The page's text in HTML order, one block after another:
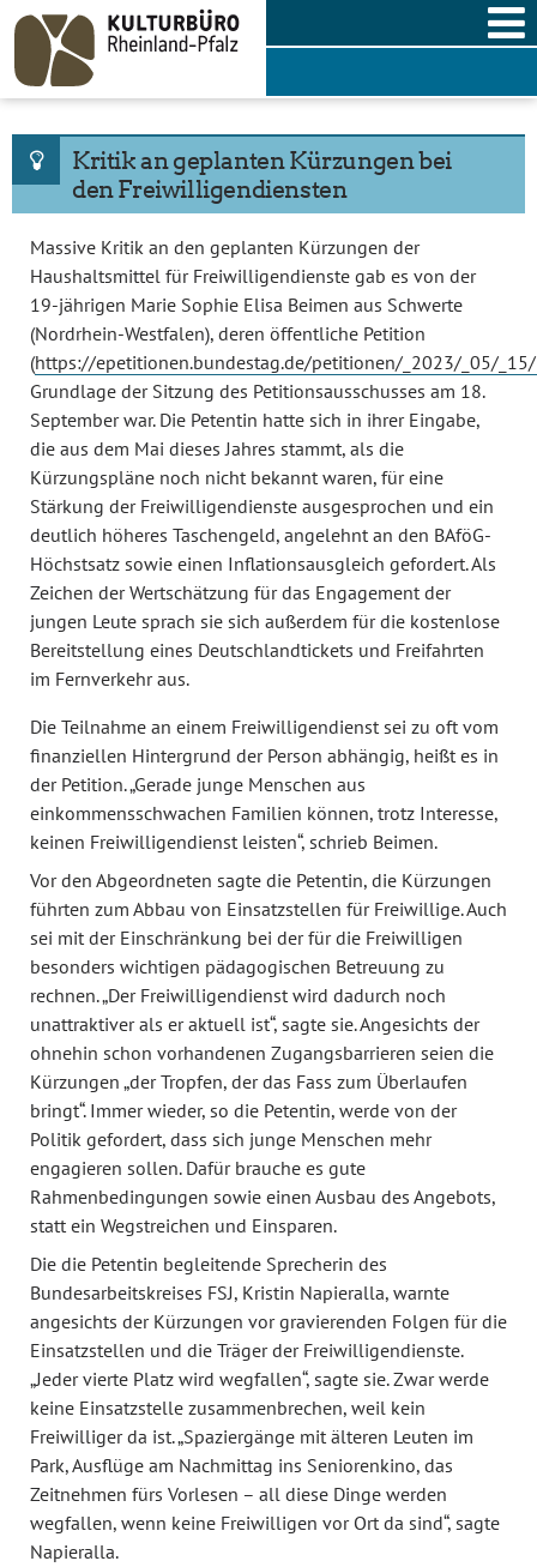
Skip
content
Kritik an geplanten Kürzungen bei
den Freiwilligendiensten
Massive Kritik an den geplanten Kürzungen der
Haushaltsmittel für Freiwilligendienste gab es von der
19-jährigen Marie Sophie Elisa Beimen aus Schwerte
(Nordrhein-Westfalen), deren öffentliche Petition
(https://epetitionen.bundestag.de/petitionen/_2023/_05/
Grundlage der Sitzung des Petitionsausschusses am 18.
September war. Die Petentin hatte sich in ihrer Eingabe,
die aus dem Mai dieses Jahres stammt, als die
Kürzungspläne noch nicht bekannt waren, für eine
Stärkung der Freiwilligendienste ausgesprochen und ein
deutlich höheres Taschengeld, angelehnt an den BAföG-
Höchstsatz sowie einen Inflationsausgleich gefordert. Als
Zeichen der Wertschätzung für das Engagement der
jungen Leute sprach sie sich außerdem für die kostenlose
Bereitstellung eines Deutschlandtickets und Freifahrten
im Fernverkehr aus.
Die Teilnahme an einem Freiwilligendienst sei zu oft vom
finanziellen Hintergrund der Person abhängig, heißt es in
der Petition. „Gerade junge Menschen aus
einkommensschwachen Familien können, trotz Interesse,
keinen Freiwilligendienst leisten“, schrieb Beimen.
Vor den Abgeordneten sagte die Petentin, die Kürzungen
führten zum Abbau von Einsatzstellen für Freiwillige. Auch
sei mit der Einschränkung bei der für die Freiwilligen
besonders wichtigen pädagogischen Betreuung zu
rechnen. „Der Freiwilligendienst wird dadurch noch
unattraktiver als er aktuell ist“, sagte sie. Angesichts der
ohnehin schon vorhandenen Zugangsbarrieren seien die
Kürzungen „der Tropfen, der das Fass zum Überlaufen
bringt“. Immer wieder, so die Petentin, werde von der
Politik gefordert, dass sich junge Menschen mehr
engagieren sollen. Dafür brauche es gute
Rahmenbedingungen sowie einen Ausbau des Angebots,
statt ein Wegstreichen und Einsparen.
Die die Petentin begleitende Sprecherin des
Bundesarbeitskreises FSJ, Kristin Napieralla, warnte
angesichts der Kürzungen vor gravierenden Folgen für die
Einsatzstellen und die Träger der Freiwilligendienste.
„Jeder vierte Platz wird wegfallen“, sagte sie. Zwar werde
keine Einsatzstelle zusammenbrechen, weil kein
Freiwilliger da ist. „Spaziergänge mit älteren Leuten im
Park, Ausflüge am Nachmittag ins Seniorenkino, das
Zeitnehmen fürs Vorlesen – all diese Dinge werden
wegfallen, wenn keine Freiwilligen vor Ort da sind“, sagte
Napieralla.